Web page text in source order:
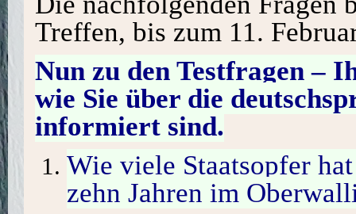
Treffen, bis zum 11.
Nun zu den Testfragen –
wie Sie über die
informiert sind.
Wie viele Staatsopfer
zehn Jahren im